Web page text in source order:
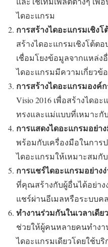
ไดอะแกรม
การสร้างไดอะแกรมเชิงโ
สร้างไดอะแกรมเชิงโต้ต
เชื่อมโยงข้อมูลจากแหล่ง
ไดอะแกรมมีความเกี่ยวข้
การสร้างไดอะแกรมองค์
Visio 2016 เพื่อสร้างได
ทรงและแม่แบบที่เหมาะกั
การแสดงไดอะแกรมอย่า
พร้อมกับเครื่องมือในการ
ไดอะแกรมให้เหมาะสมกั
การแชร์ไดอะแกรมอย่างง่
ที่คุณสร้างกับผู้อื่นได้อย่าง
แชร์ผ่านอีเมลหรือระบบค
ทำงานร่วมกันในเวลาเดีย
ช่วยให้ผู้คนหลายคนทำงา
ไดอะแกรมเดียวโดยใช้บ